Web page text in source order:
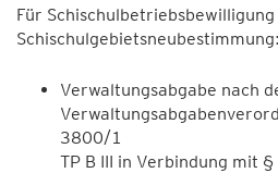
Für Schischulbetriebsbewilligung
Schischulgebietsneubestimmung:
Verwaltungsabgabe nach
3800/1
TP B III in Verbindung mit